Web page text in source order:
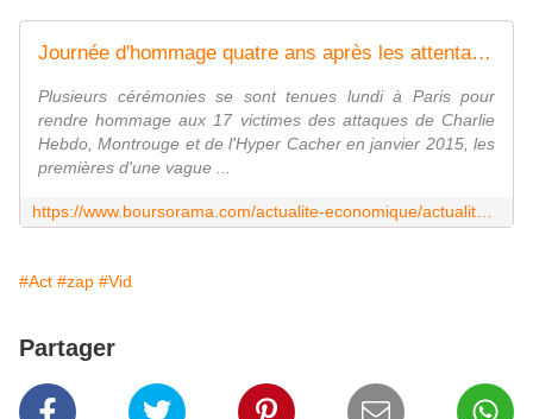
Journée d'hommage quatre ans après les attentats de janvier 2015
Plusieurs cérémonies se sont tenues lundi à Paris pour
rendre hommage aux 17 victimes des attaques de Charlie
Hebdo, Montrouge et de l'Hyper Cacher en janvier 2015, les
premières d'une vague ...
#Act #zap #Vid
Partager